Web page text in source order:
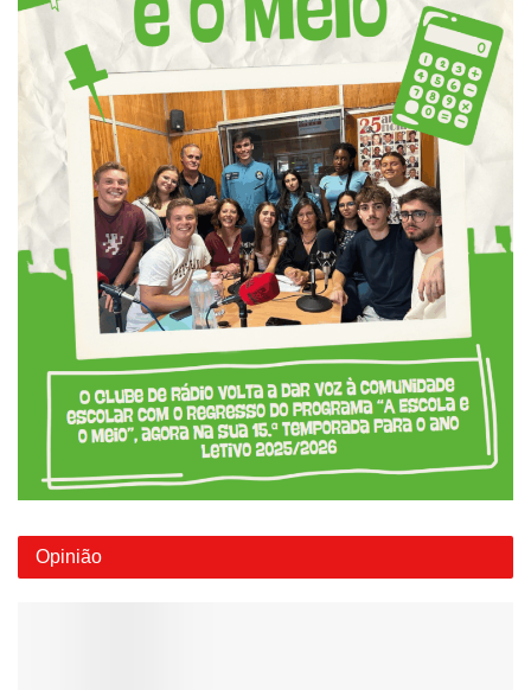
Opinião